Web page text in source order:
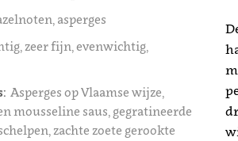
asperges
zeer fijn, evenwichtig,
Asperges op Vlaamse wijze,
mousseline saus, gegratineerde
zachte zoete gerookte